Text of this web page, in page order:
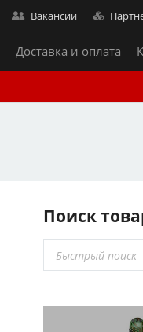
Вакансии
Доставка и оплата
Поиск
Поиск
товаров